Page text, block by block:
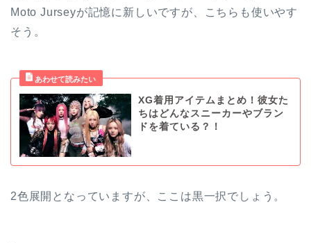
Moto Jurseyが記憶に新しいですが、こちらも使いやす
そう。
XG着用アイテムまとめ！彼女た
ちはどんなスニーカーやブラン
ドを着ている？！
2色展開となっていますが、ここは黒一択でしょう。